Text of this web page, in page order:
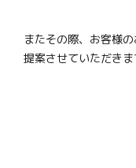
またその際、お客様
提案させていただきま